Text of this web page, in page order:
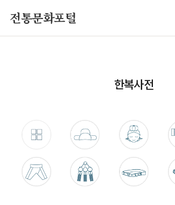
전통문화포털
한복사전
통합검색 쓰개 머리모양
아래옷 장신구 허리띠